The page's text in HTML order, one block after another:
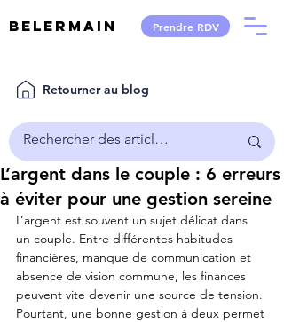
Belermain Prendre RDV
Retourner au blog
L’argent dans le couple : 6 erreurs
à éviter pour une gestion sereine
L’argent est souvent un sujet délicat dans
un couple. Entre différentes habitudes
financières, manque de communication et
absence de vision commune, les finances
peuvent vite devenir une source de tension.
Pourtant, une bonne gestion à deux permet